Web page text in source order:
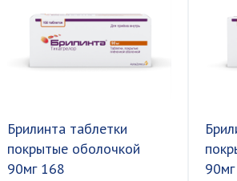
Брилинта таблетки
покрытые оболочкой
90мг 168